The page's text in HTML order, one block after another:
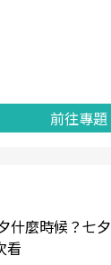
前往專題
什麼時候？七
看